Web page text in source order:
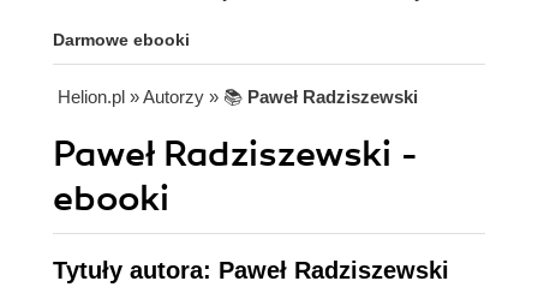
Darmowe ebooki
Helion.pl » Autorzy » 📚 Paweł Radziszewski
Paweł Radziszewski -
ebooki
Tytuły autora: Paweł Radziszewski